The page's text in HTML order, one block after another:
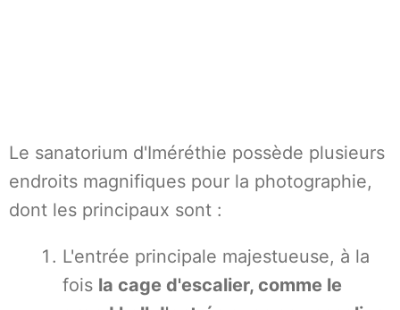
Le sanatorium d'Iméréthie possède plusieurs
endroits magnifiques pour la photographie,
dont les principaux sont :
L'entrée principale majestueuse, à la
fois la cage d'escalier, comme le